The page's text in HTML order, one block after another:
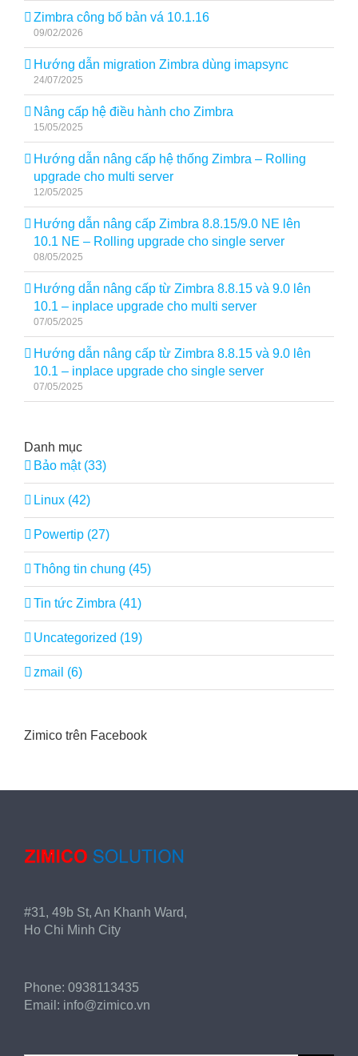
Zimbra công bố bản vá 10.1.16
09/02/2026
Hướng dẫn migration Zimbra dùng imapsync
24/07/2025
Nâng cấp hệ điều hành cho Zimbra
15/05/2025
Hướng dẫn nâng cấp hệ thống Zimbra – Rolling
upgrade cho multi server
12/05/2025
Hướng dẫn nâng cấp Zimbra 8.8.15/9.0 NE lên
10.1 NE – Rolling upgrade cho single server
08/05/2025
Hướng dẫn nâng cấp từ Zimbra 8.8.15 và 9.0 lên
10.1 – inplace upgrade cho multi server
07/05/2025
Hướng dẫn nâng cấp từ Zimbra 8.8.15 và 9.0 lên
10.1 – inplace upgrade cho single server
07/05/2025
Danh mục
Bảo mật (33)
Linux (42)
Powertip (27)
Thông tin chung (45)
Tin tức Zimbra (41)
Uncategorized (19)
zmail (6)
Zimico trên Facebook
#31, 49b St, An Khanh Ward,
Ho Chi Minh City
Phone: 0938113435
Email: info@zimico.vn